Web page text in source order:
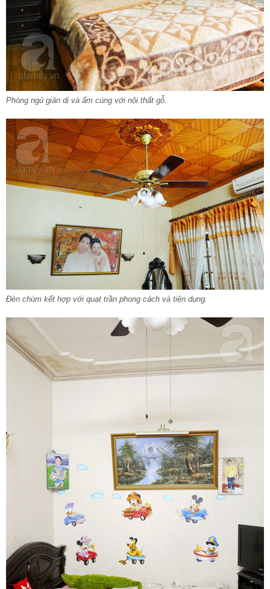
Phòng ngủ giản dị và ấm cúng với nội thất gỗ.
Đèn chùm kết hợp với quạt trần phong cách và tiện dụng.